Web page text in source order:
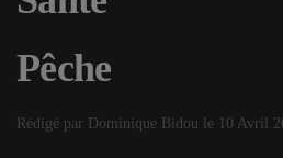
Pêche
Rédigé par Dominique Bidou le 10 Avril